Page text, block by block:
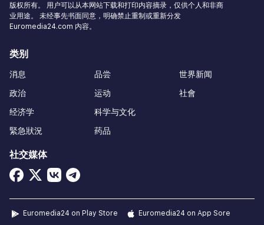
版权所有。 用户可以从本网站下载和打印内容摘录，仅供个人和非商
业用途。 未经事先书面同意，明确禁止重制或重新分发
Euromedia24.com 内容。
类别
消息
政治
经济学
緊急狀況
品尝
运动
科学与文化
药品
世界新闻
社會
社交媒体
Euromedia24 on Play Store Euromedia24 on App Sore